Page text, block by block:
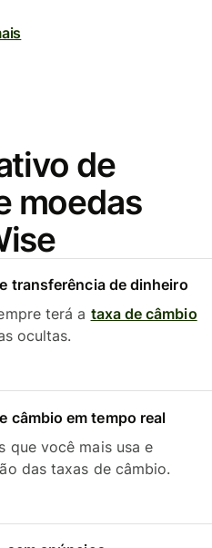
de
moedas
transferência de dinheiro
terá a taxa de câmbio
ocultas.
câmbio em tempo real
que você mais usa e
das taxas de câmbio.